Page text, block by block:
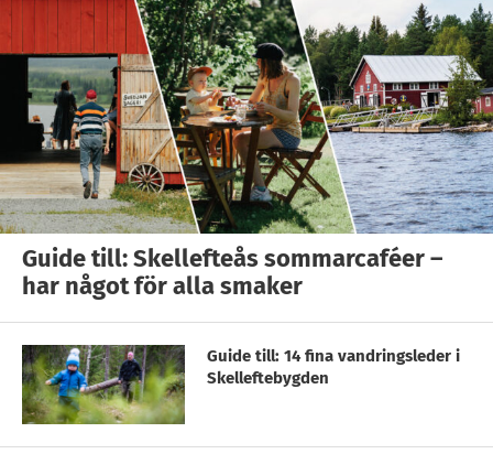
Guide till: Skellefteås sommarcaféer –
har något för alla smaker
Guide till: 14 fina vandringsleder i
Skelleftebygden